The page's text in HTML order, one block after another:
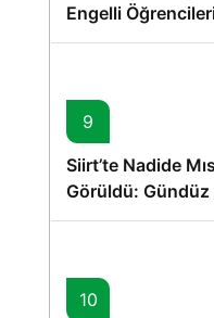
Engelli
Dostları İçin
9
Siirt’te Nadide
Görüldü: Gündüz
10